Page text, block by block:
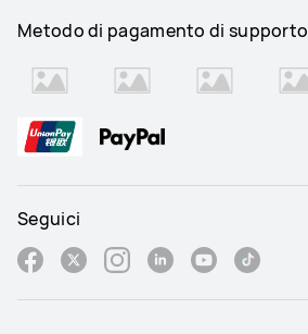
Metodo di pagamento di supporto
Seguici